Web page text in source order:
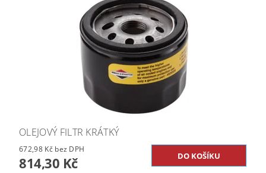
OLEJOVÝ FILTR KRÁTKÝ
672,98 Kč bez DPH
814,30 Kč